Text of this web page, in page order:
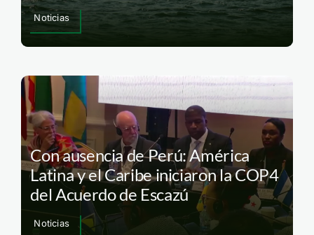
Noticias
Con ausencia de Perú: América
Latina y el Caribe iniciaron la COP4
del Acuerdo de Escazú
Noticias